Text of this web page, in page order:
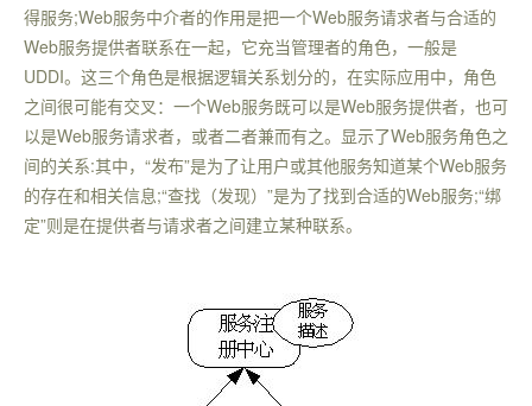
得服务;Web服务中介者的作用是把一个Web服务请求者与合适的
Web服务提供者联系在一起，它充当管理者的角色，一般是
UDDI。这三个角色是根据逻辑关系划分的，在实际应用中，角色
之间很可能有交叉：一个Web服务既可以是Web服务提供者，也可
以是Web服务请求者，或者二者兼而有之。显示了Web服务角色之
间的关系:其中，“发布”是为了让用户或其他服务知道某个Web服务
的存在和相关信息;“查找（发现）”是为了找到合适的Web服务;“绑
定”则是在提供者与请求者之间建立某种联系。